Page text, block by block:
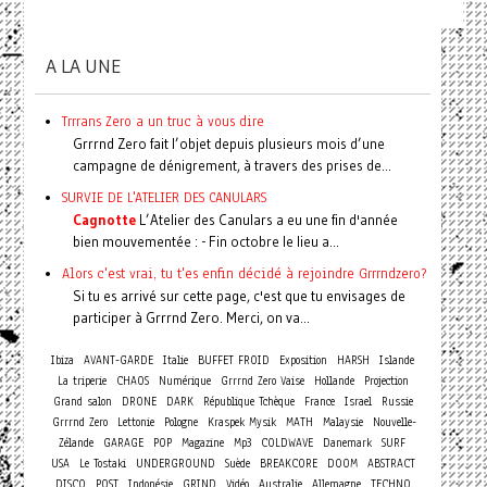
A LA UNE
Trrrans Zero a un truc à vous dire
Grrrnd Zero fait l’objet depuis plusieurs mois d’une
campagne de dénigrement, à travers des prises de...
SURVIE DE L'ATELIER DES CANULARS
CagnotteL’Atelier des Canulars a eu une fin d'année
bien mouvementée : - Fin octobre le lieu a...
Alors c'est vrai, tu t'es enfin décidé à rejoindre Grrrndzero?
Si tu es arrivé sur cette page, c'est que tu envisages de
participer à Grrrnd Zero. Merci, on va...
Ibiza AVANT-GARDE Italie BUFFET FROID Exposition HARSH
Islande
La triperie
CHAOS Numérique Grrrnd Zero Vaise Hollande
Projection
Grand salon
DRONE DARK République Tchèque France Israel
Russie
Grrrnd Zero
Lettonie Pologne Kraspek Mysik MATH Malaysie
Nouvelle-
Zélande
GARAGE POP Magazine Mp3 COLDWAVE Danemark
SURF
USA
Le Tostaki UNDERGROUND Suède BREAKCORE DOOM
ABSTRACT